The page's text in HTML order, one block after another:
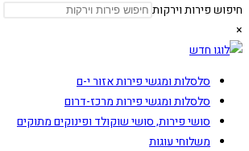
חיפוש פירות וירקות
×
סלסלות ומגשי פירות אזור י-ם
סלסלות ומגשי פירות מרכז-דרום
סושי פירות, סושי שוקולד ופינוקים מתוקים
משלוחי עוגות